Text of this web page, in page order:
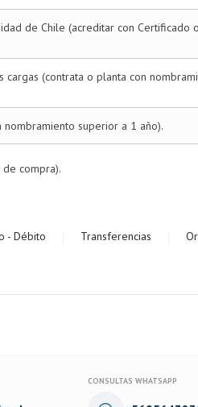
de Chile (acreditar con Certificado o
(contrata o planta con
superior a 1 año).
compra).
- Débito Transferencias
CONSULTAS WHATSAPP